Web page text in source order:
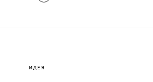
ИДЕЯ